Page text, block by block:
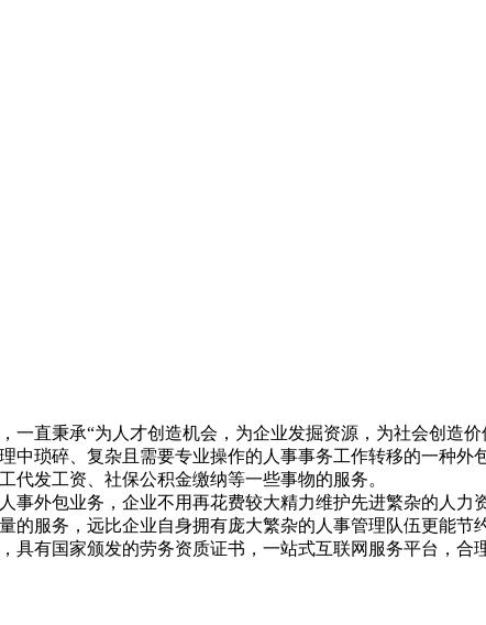
一直秉承“为人才创造机会，为企业发掘资源，为社会创造
中琐碎、复杂且需要专业操作的人事事务工作转移的一种
发工资、社保公积金缴纳等一些事物的服务。
外包业务，企业不用再花费较大精力维护先进繁杂的人
服务，远比企业自身拥有庞大繁杂的人事管理队伍更能
有国家颁发的劳务资质证书，一站式互联网服务平台，